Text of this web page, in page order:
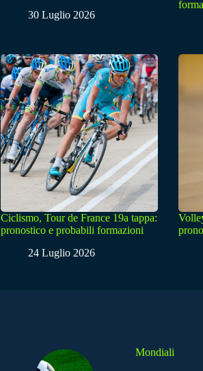
30 Luglio 2026
Ciclismo, Tour de France 19a tappa:
pronostico e probabili formazioni
24 Luglio 2026
Mondiali